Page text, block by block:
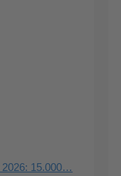
2026: 15.000…